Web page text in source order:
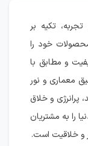
نورانه با بیش از ۴۰ سال تجربه، تکیه بر
خود را
و مطابق با
معماری و نور
پرانرژی و خلاق
را به مشتریان
و خلاقیت است.